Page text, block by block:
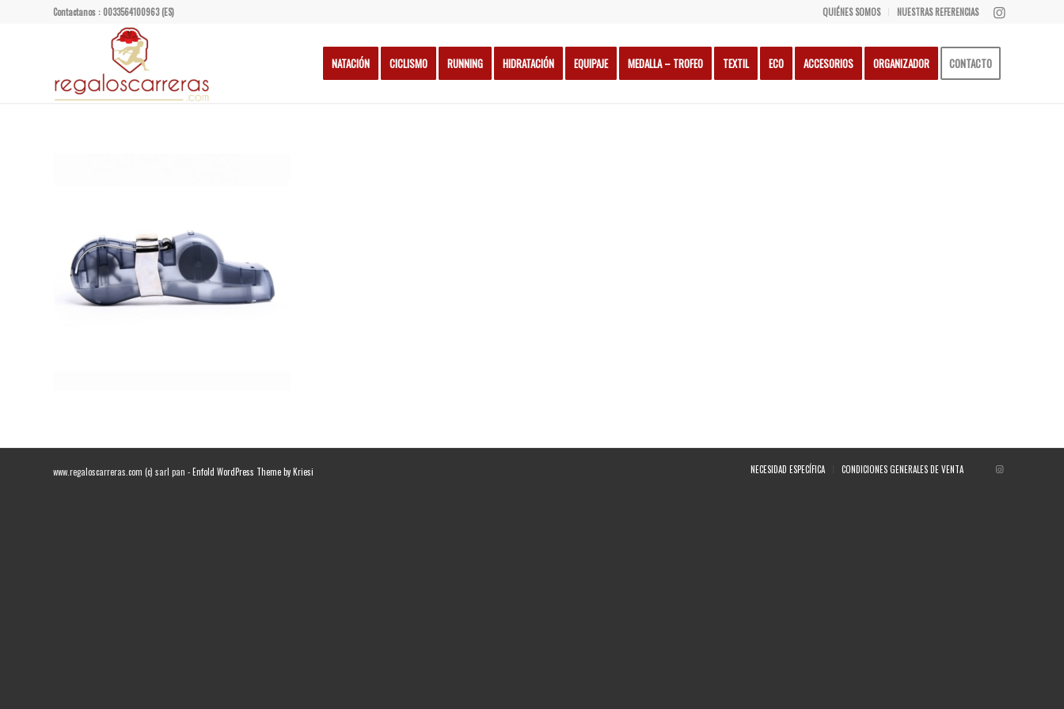
QUIÉNES SOMOS NUESTRAS REFERENCIAS
Contactanos : 0033564100963 (ES)
NATACIÓN CICLISMO RUNNING HIDRATACIÓN EQUIPAJE MEDALLA – TROFEO TEXTIL ECO ACCESORIOS ORGANIZADOR CONTACTO
www.regaloscarreras.com (c) sarl pan -Enfold WordPress Theme by Kriesi NECESIDAD ESPECÍFICA CONDICIONES GENERALES DE VENTA